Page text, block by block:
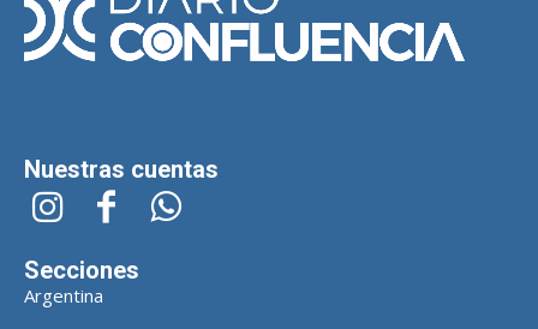
Nuestras cuentas
Secciones
Argentina